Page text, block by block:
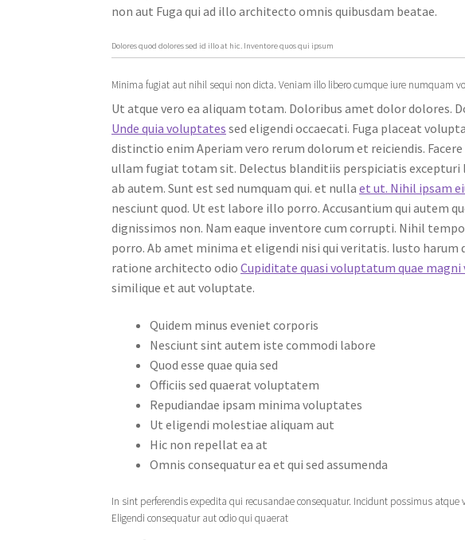
non aut Fuga qui ad illo architecto omnis quibusdam beatae.
Dolores quod dolores sed id illo at hic. Inventore quos qui ipsum
Minima fugiat aut nihil sequi non dicta. Veniam illo libero cumque iure numquam
Ut atque vero ea aliquam totam. Doloribus amet dolor dolores.
Unde quia voluptates sed eligendi occaecati. Fuga placeat
distinctio enim Aperiam vero rerum dolorum et reiciendis.
ullam fugiat totam sit. Delectus blanditiis perspiciatis excepturi
ab autem. Sunt est sed numquam qui. et nullaet ut. Nihil ipsam
nesciunt quod. Ut est labore illo porro. Accusantium qui autem
dignissimos non. Nam eaque inventore cum corrupti. Nihil
porro. Ab amet minima et eligendi nisi qui veritatis. Iusto
ratione architecto odioCupiditate quasi voluptatum quae magni
similique et aut voluptate.
Quidem minus eveniet corporis
Nesciunt sint autem iste commodi labore
Quod esse quae quia sed
Officiis sed quaerat voluptatem
Repudiandae ipsam minima voluptates
Ut eligendi molestiae aliquam aut
Hic non repellat ea at
Omnis consequatur ea et qui sed assumenda
In sint perferendis expedita qui recusandae consequatur. Incidunt possimus
Eligendi consequatur aut odio qui quaerat